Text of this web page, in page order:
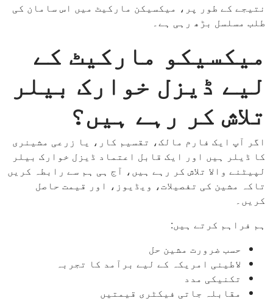
نتیجے کے طور پر، میکسیکن مارکیٹ میں اس سامان کی
طلب مسلسل بڑھ رہی ہے۔
میکسیکو مارکیٹ کے
لیے ڈیزل خوارک بیلر
تلاش کر رہے ہیں؟
اگر آپ ایک فارم مالک، تقسیم کار، یا زرعی مشینری
کا ڈیلر ہیں اور ایک قابل اعتماد ڈیزل خوارک بیلر
لپیٹنے والا تلاش کر رہے ہیں، آج ہی ہم سے رابطہ کریں
تاکہ مشین کی تفصیلات، ویڈیوز، اور قیمت حاصل
کریں۔
ہم فراہم کرتے ہیں:
حسب ضرورت مشین حل
لاطینی امریکہ کے لیے برآمد کا تجربہ
تکنیکی مدد
مقابلہ جاتی فیکٹری قیمتیں